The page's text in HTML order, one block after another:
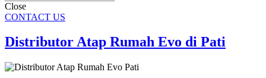
Close
CONTACT US
Distributor Atap Rumah Evo di Pati